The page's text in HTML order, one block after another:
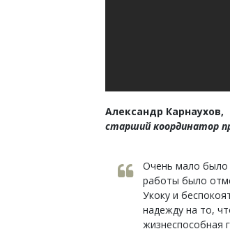
Александр Карнаухов,
старший координатор
Очень мало было
работы было
Укоку и
надежду на то,
жизнеспособная